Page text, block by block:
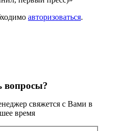
авторизоваться.
вопросы?
свяжется с Вами в
время